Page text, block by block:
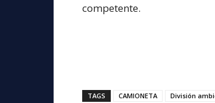
competente.
TAGS CAMIONETA División